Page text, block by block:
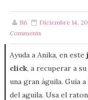
Bñ Diciembre 14,
Comments
Ayuda a Anika, en este
click, a recuperar a
una gran águila. Guia
del aguila. Usa el